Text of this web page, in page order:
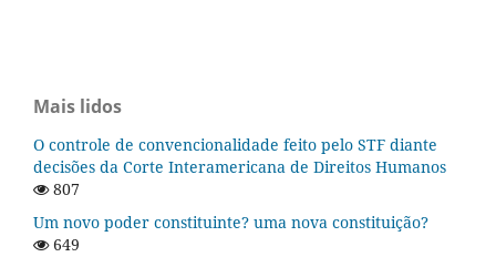
Mais lidos
O controle de convencionalidade feito pelo STF diante
decisões da Corte Interamericana de Direitos Humanos
807
Um novo poder constituinte? uma nova constituição?
649